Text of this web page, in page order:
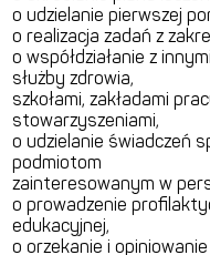
o udzielanie pierwszej
o realizacja zadań z
o współdziałanie z
służby zdrowia,
szkołami, zakładami
stowarzyszeniami,
o udzielanie świadczeń
podmiotom
zainteresowanym w
o prowadzenie
edukacyjnej,
o orzekanie i